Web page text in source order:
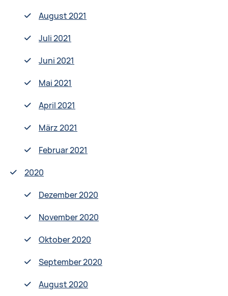
August 2021
Juli 2021
Juni 2021
Mai 2021
April 2021
März 2021
Februar 2021
2020
Dezember 2020
November 2020
Oktober 2020
September 2020
August 2020